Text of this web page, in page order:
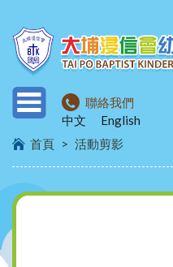
聯絡我們
中文
English
首頁 > 活動剪影